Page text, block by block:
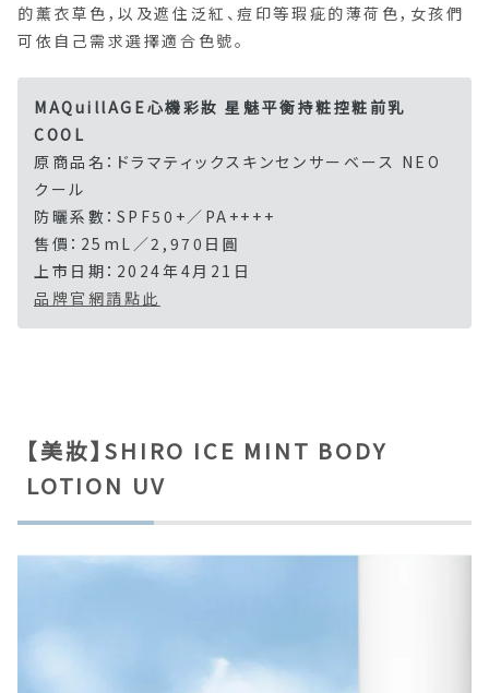
的薰衣草色，以及遮住泛紅、痘印等瑕疵的薄荷色，女孩們
可依自己需求選擇適合色號。
MAQuillAGE心機彩妝 星魅平衡持粧控粧前乳
COOL
原商品名：ドラマティックスキンセンサーベース NEO
クール
防曬系數：SPF50+／PA++++
售價：25mL／2,970日圓
上市日期：2024年4月21日
品牌官網請點此
【美妝】SHIRO ICE MINT BODY
LOTION UV